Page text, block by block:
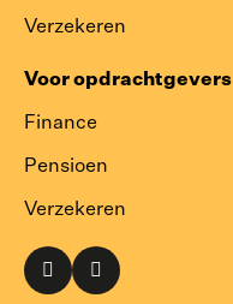
Verzekeren
Voor opdrachtgevers
Finance
Pensioen
Verzekeren
Naar
onze